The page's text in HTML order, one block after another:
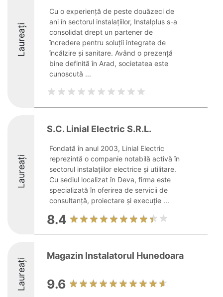
Laureați
Cu o experiență de peste douăzeci de
ani în sectorul instalațiilor, Instalplus s-a
consolidat drept un partener de
încredere pentru soluții integrate de
încălzire și sanitare. Având o prezență
bine definită în Arad, societatea este
cunoscută ...
Laureați
S.C. Linial Electric S.R.L.
Fondată în anul 2003, Linial Electric
reprezintă o companie notabilă activă în
sectorul instalațiilor electrice și utilitare.
Cu sediul localizat în Deva, firma este
specializată în oferirea de servicii de
consultanță, proiectare și execuție ...
8.4
Laureați
Magazin Instalatorul Hunedoara
9.6